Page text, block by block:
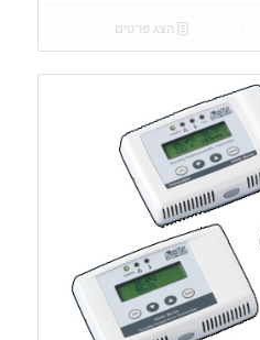
הצג פרטים